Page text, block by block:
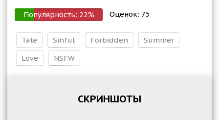
Популярность: 22% Оценок: 75
Tale Sinful Forbidden
Summer
Love
NSFW
СКРИНШОТЫ